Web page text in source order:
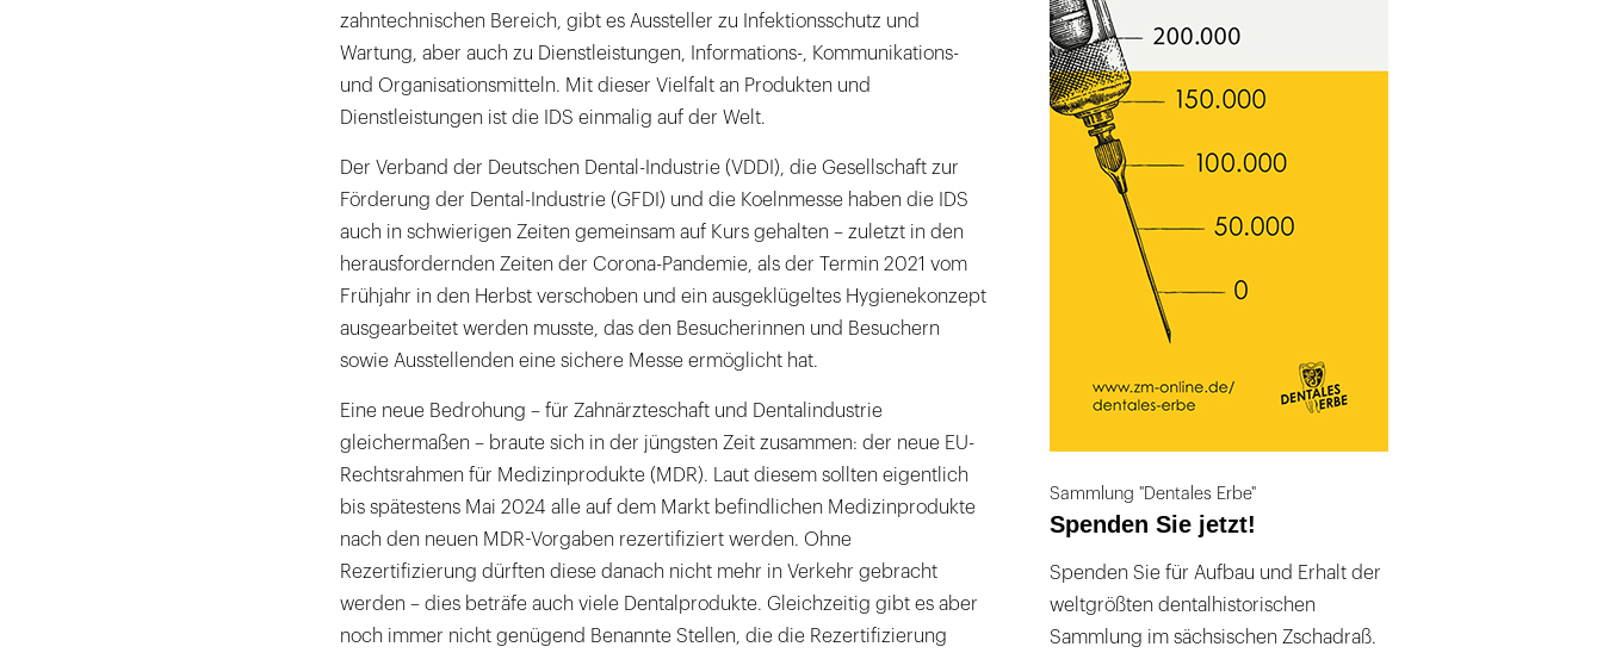
zahntechnischen Bereich, gibt es Aussteller zu Infektionsschutz und
Wartung, aber auch zu Dienstleistungen, Informations-, Kommunikations-
und Organisationsmitteln. Mit dieser Vielfalt an Produkten und
Dienstleistungen ist die IDS einmalig auf der Welt.
Der Verband der Deutschen Dental-Industrie (VDDI), die Gesellschaft zur
Förderung der Dental-Industrie (GFDI) und die Koelnmesse haben die IDS
auch in schwierigen Zeiten gemeinsam auf Kurs gehalten – zuletzt in den
herausfordernden Zeiten der Corona-Pandemie, als der Termin 2021 vom
Frühjahr in den Herbst verschoben und ein ausgeklügeltes Hygienekonzept
ausgearbeitet werden musste, das den Besucherinnen und Besuchern
sowie Ausstellenden eine sichere Messe ermöglicht hat.
Eine neue Bedrohung – für Zahnärzteschaft und Dentalindustrie
gleichermaßen – braute sich in der jüngsten Zeit zusammen: der neue EU-
Rechtsrahmen für Medizinprodukte (MDR). Laut diesem sollten eigentlich
bis spätestens Mai 2024 alle auf dem Markt befindlichen Medizinprodukte
nach den neuen MDR-Vorgaben rezertifiziert werden. Ohne
Rezertifizierung dürften diese danach nicht mehr in Verkehr gebracht
werden – dies beträfe auch viele Dentalprodukte. Gleichzeitig gibt es aber
noch immer nicht genügend Benannte Stellen, die die Rezertifizierung
Sammlung "Dentales Erbe"
Spenden Sie jetzt!
Spenden Sie für Aufbau und Erhalt der
weltgrößten dentalhistorischen
Sammlung im sächsischen Zschadraß.